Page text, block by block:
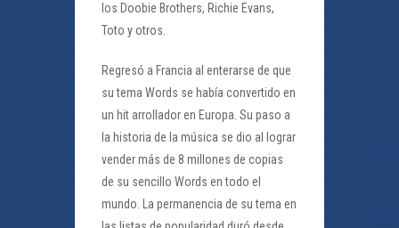
los Doobie Brothers, Richie Evans,
Toto y otros.
Regresó a Francia al enterarse de que
su tema Words se había convertido en
un hit arrollador en Europa. Su paso a
la historia de la música se dio al lograr
vender más de 8 millones de copias
de su sencillo Words en todo el
mundo. La permanencia de su tema en